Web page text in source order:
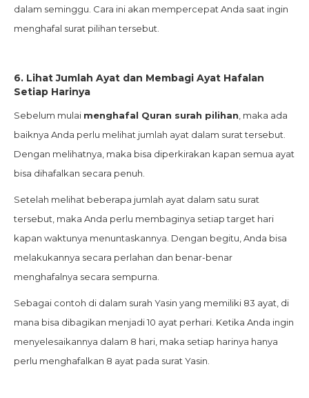
dalam seminggu. Cara ini akan mempercepat Anda saat ingin
menghafal surat pilihan tersebut.
6. Lihat Jumlah Ayat dan Membagi Ayat Hafalan
Setiap Harinya
Sebelum mulai menghafal Quran surah pilihan , maka ada
baiknya Anda perlu melihat jumlah ayat dalam surat tersebut.
Dengan melihatnya, maka bisa diperkirakan kapan semua ayat
bisa dihafalkan secara penuh.
Setelah melihat beberapa jumlah ayat dalam satu surat
tersebut, maka Anda perlu membaginya setiap target hari
kapan waktunya menuntaskannya. Dengan begitu, Anda bisa
melakukannya secara perlahan dan benar-benar
menghafalnya secara sempurna.
Sebagai contoh di dalam surah Yasin yang memiliki 83 ayat, di
mana bisa dibagikan menjadi 10 ayat perhari. Ketika Anda ingin
menyelesaikannya dalam 8 hari, maka setiap harinya hanya
perlu menghafalkan 8 ayat pada surat Yasin.